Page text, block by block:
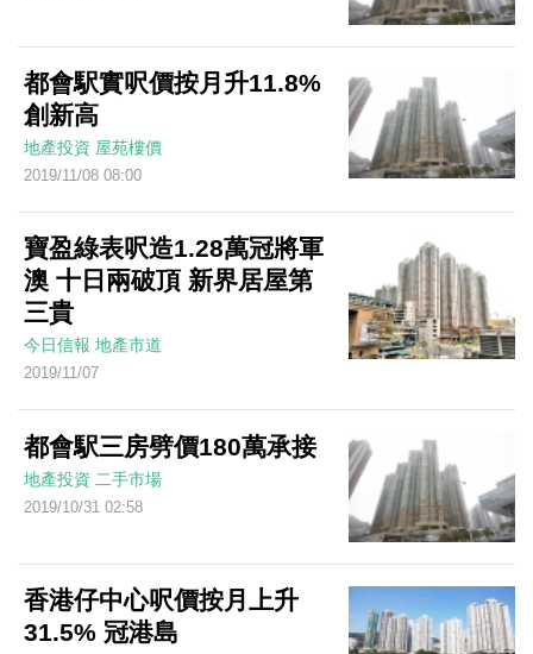
都會駅實呎價按月升11.8%
創新高
地產投資 屋苑樓價
2019/11/08 08:00
寶盈綠表呎造1.28萬冠將軍
澳 十日兩破頂 新界居屋第
三貴
今日信報 地產市道
2019/11/07
都會駅三房劈價180萬承接
地產投資 二手市場
2019/10/31 02:58
香港仔中心呎價按月上升
31.5% 冠港島